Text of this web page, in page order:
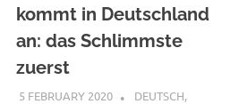
kommt in Deutschland
an: das Schlimmste
zuerst
5 FEBRUARY 2020 VGRASS
DEUTSCH,